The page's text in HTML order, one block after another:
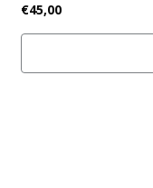
€45,00